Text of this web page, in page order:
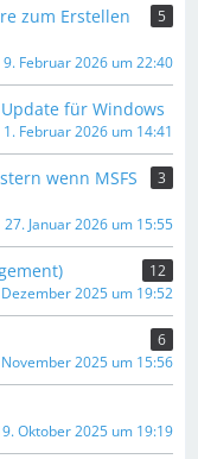
zum Erstellen
5
9. Februar 2026 um 22:40
für Windows
1. Februar 2026 um 14:41
wenn MSFS
3
27. Januar 2026 um 15:55
12
2025 um 19:52
6
2025 um 15:56
Oktober 2025 um 19:19